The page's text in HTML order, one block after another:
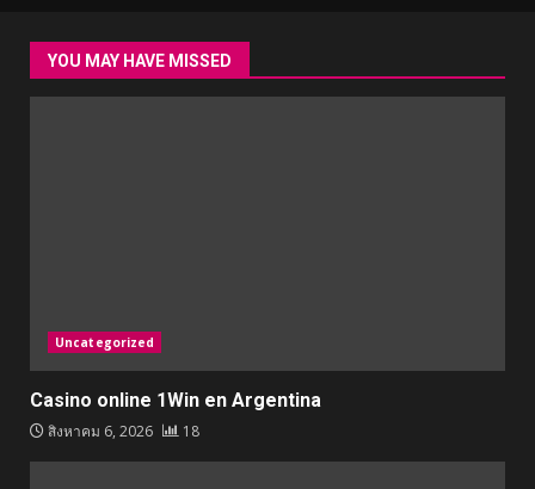
YOU MAY HAVE MISSED
Uncategorized
Casino online 1Win en Argentina
สิงหาคม 6, 2026 18